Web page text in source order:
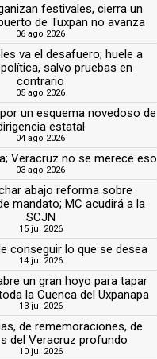
festivales, cierra un
de Tuxpan no avanza
06 ago 2026
va el desafuero; huele a
salvo pruebas en
contrario
05 ago 2026
un esquema novedoso de
estatal
04 ago 2026
Veracruz no se merece eso
03 ago 2026
abajo reforma sobre
mandato; MC acudirá a la
SCJN
15 jul 2026
conseguir lo que se desea
14 jul 2026
un gran hoyo para tapar
la Cuenca del Uxpanapa
13 jul 2026
de rememoraciones, de
del Veracruz profundo
10 jul 2026